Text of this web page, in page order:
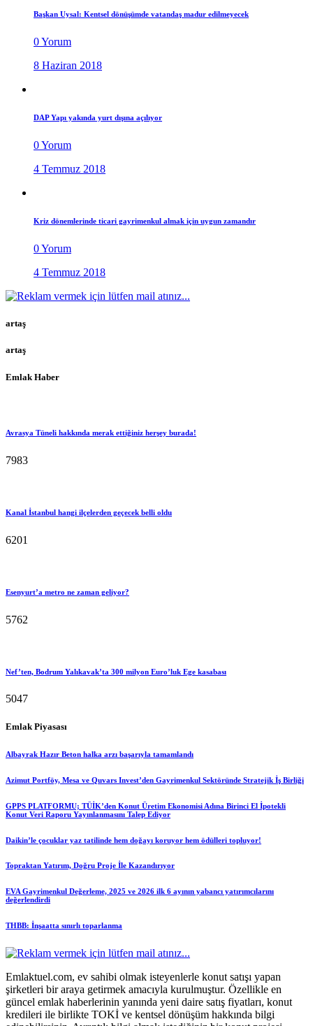
Başkan Uysal: Kentsel dönüşümde vatandaş madur edilmeyecek
0 Yorum
8 Haziran 2018
DAP Yapı yakında yurt dışına açılıyor
0 Yorum
4 Temmuz 2018
Kriz dönemlerinde ticari gayrimenkul almak için uygun zamandır
0 Yorum
4 Temmuz 2018
artaş
artaş
Emlak Haber
Avrasya Tüneli hakkında merak ettiğiniz herşey burada!
7983
Kanal İstanbul hangi ilçelerden geçecek belli oldu
6201
Esenyurt’a metro ne zaman geliyor?
5762
Nef’ten, Bodrum Yalıkavak’ta 300 milyon Euro’luk Ege kasabası
5047
Emlak Piyasası
Albayrak Hazır Beton halka arzı başarıyla tamamlandı
Azimut Portföy, Mesa ve Quvars Invest’den Gayrimenkul Sektöründe Stratejik İş Birliği
GPPS PLATFORMU; TÜİK’den Konut Üretim Ekonomisi Adına Birinci El İpotekli
Konut Veri Raporu Yayınlanmasını Talep Ediyor
Daikin’le çocuklar yaz tatilinde hem doğayı koruyor hem ödülleri topluyor!
Topraktan Yatırım, Doğru Proje İle Kazandırıyor
EVA Gayrimenkul Değerleme, 2025 ve 2026 ilk 6 ayının yabancı yatırımcılarını
değerlendirdi
THBB: İnşaatta sınırlı toparlanma
Emlaktuel.com, ev sahibi olmak isteyenlerle konut satışı yapan
şirketleri bir araya getirmek amacıyla kurulmuştur. Özellikle en
güncel emlak haberlerinin yanında yeni daire satış fiyatları, konut
kredileri ile birlikte TOKİ ve kentsel dönüşüm hakkında bilgi